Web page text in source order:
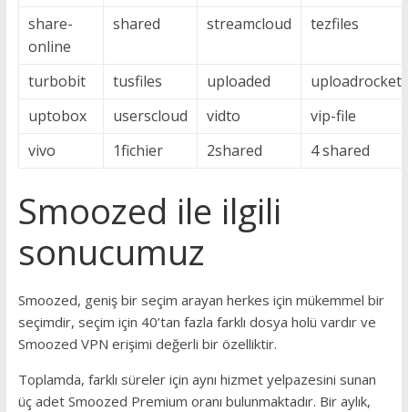
share-
online
shared streamcloud tezfiles
turbobit tusfiles uploaded
uploadrocket
uptobox
userscloud vidto
vip-file
vivo
1fichier 2shared 4 shared
Smoozed ile ilgili
sonucumuz
Smoozed, geniş bir seçim arayan herkes için mükemmel bir
seçimdir, seçim için 40’tan fazla farklı dosya holü vardır ve
Smoozed VPN erişimi değerli bir özelliktir.
Toplamda, farklı süreler için aynı hizmet yelpazesini sunan
üç adet Smoozed Premium oranı bulunmaktadır. Bir aylık,